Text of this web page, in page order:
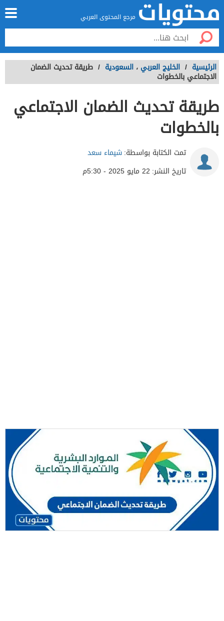
مرجع المحتوى العربي
الرئيسية / الخليج العربي ، السعودية / طريقة تحديث الضمان
الاجتماعي بالخطوات
طريقة تحديث الضمان الاجتماعي
بالخطوات
تمت الكتابة بواسطة:شيماء سعد
تاريخ النشر: 22 مايو 2025 - 5:30م